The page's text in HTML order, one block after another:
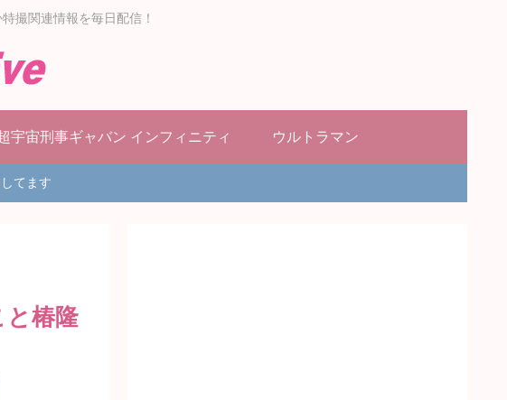
撮関連情報を毎日配信！
宇宙刑事ギャバン インフィニティ ウルトラマン
てます
と椿隆